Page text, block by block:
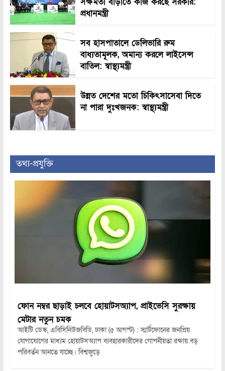
প্রধানমন্ত্রী
সব হাসপাতালে ডেলিভারি রুম
বাধ্যতামূলক, অমান্য করলে লাইসেন্স
বাতিল: স্বাস্থ্যমন্ত্রী
উন্নত দেশের মতো চিকিৎসাসেবা দিতে
না পারা দুঃখজনক: স্বাস্থ্যমন্ত্রী
তথ্য-প্রযুক্তি
ফোন নম্বর ছাড়াই চলবে হোয়াটসঅ্যাপ, প্রাইভেসি সুরক্ষায়
মেটার নতুন চমক
আইটি ডেস্ক, এবিসিনিউজবিডি, ঢাকা (৫ আগস্ট) : স্মার্টফোনের জনপ্রিয়
যোগাযোগের মাধ্যম হোয়াটসঅ্যাপ ব্যবহারকারীদের গোপনীয়তা রক্ষায় বড়
পরিবর্তন আনতে যাচ্ছে। বিশ্বজুড়ে